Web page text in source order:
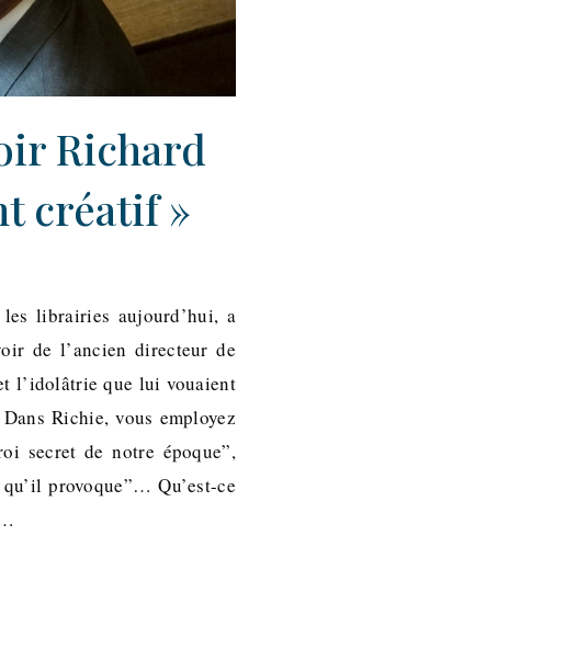
Richard
créatif »
librairies aujourd’hui, a
de l’ancien directeur de
l’idolâtrie que lui vouaient
Richie, vous employez
secret de notre époque”,
provoque”… Qu’est-ce